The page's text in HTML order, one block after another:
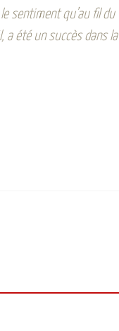
sentiment qu’au fil
été un succès